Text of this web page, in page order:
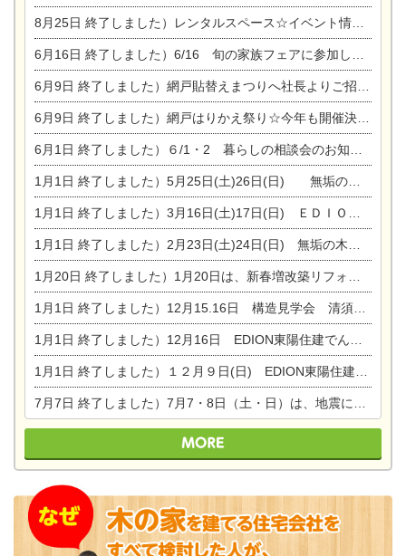
8月25日 終了しました）レンタルスペース☆イベント情報☆チャイルドアロマセラピスト
6月16日 終了しました）6/16 旬の家族フェアに参加します☆
6月9日 終了しました）網戸貼替えまつりへ社長よりご招待です♪
6月9日 終了しました）網戸はりかえ祭り☆今年も開催決定！
6月1日 終了しました）６/1・2 暮らしの相談会のお知らせ
1月1日 終了しました）5月25日(土)26日(日) 無垢の木の家体感見学会開催☆
1月1日 終了しました）3月16日(土)17日(日) ＥＤＩＯＮ東陽住建でんき館 総決算まつり
1月1日 終了しました）2月23日(土)24日(日) 無垢の木の家 完成見学会
1月20日 終了しました）1月20日は、新春増改築リフォームまつり＆家の修理祭り＆家電まつりです。
1月1日 終了しました）12月15.16日 構造見学会 清須市西枇杷島町弁天
1月1日 終了しました）12月16日 EDION東陽住建でんき OPEN第二弾イベント！！
1月1日 終了しました）１２月９日(日) EDION東陽住建でんき館プレＯＰＥＮ！＆家の修理まつり
7月7日 終了しました）7月7・8日（土・日）は、地震に強くて安心！暮らしを楽しむ東濃ひのきの平屋の家体験見学会を開催します。ぜひお越しください。